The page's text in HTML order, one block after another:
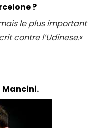
?
le plus important
contre l’Udinese.«
Mancini.